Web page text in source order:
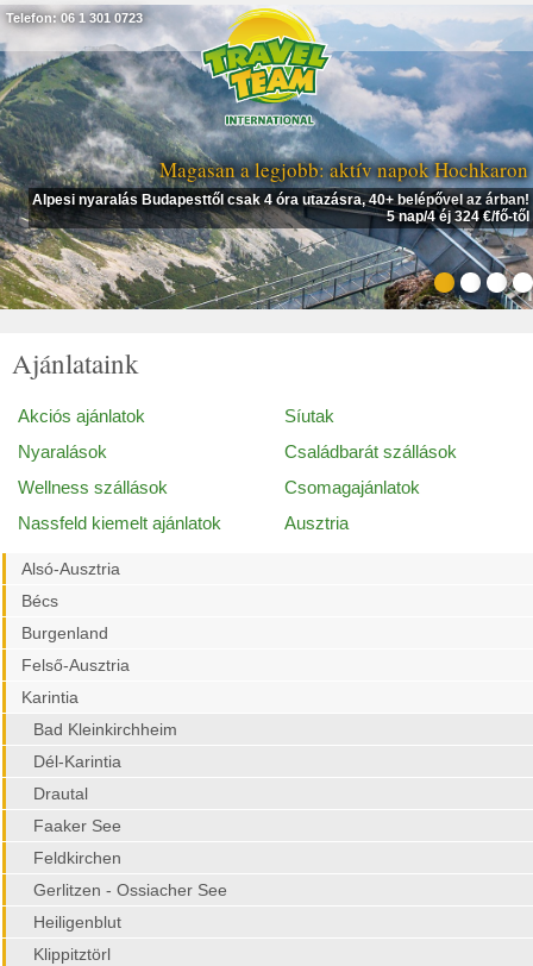
Magasan a legjobb: aktív napok Hochkaron
Alpesi nyaralás Budapesttől csak 4 óra utazásra, 40+ belépővel az árban!
5 nap/4 éj 324 €/fő-től
Telefon: 06 1 301 0723
Ajánlataink
Akciós ajánlatok
Síutak
Nyaralások
Családbarát szállások
Wellness szállások
Csomagajánlatok
Nassfeld kiemelt ajánlatok
Ausztria
Alsó-Ausztria
Bécs
Burgenland
Felső-Ausztria
Karintia
Bad Kleinkirchheim
Dél-Karintia
Drautal
Faaker See
Feldkirchen
Gerlitzen - Ossiacher See
Heiligenblut
Klippitztörl